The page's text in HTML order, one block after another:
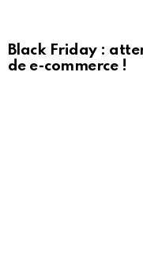
Black Friday :
de e-commerce !